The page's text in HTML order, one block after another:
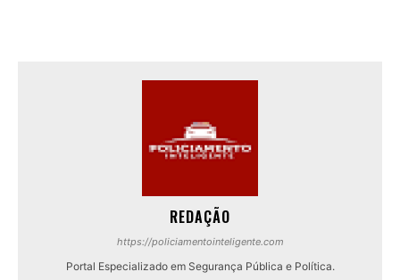
REDAÇÃO
https://policiamentointeligente.com
Portal Especializado em Segurança Pública e Política.